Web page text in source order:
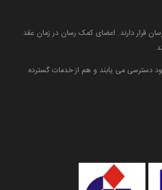
قرار دارند. اعضای کمک رسان در زمان عقد
دسترسی می یابند و هم از خدمات گسترده